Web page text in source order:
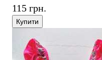
115 грн.
Купити